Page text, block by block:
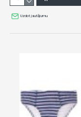
Uzdot jautājumu